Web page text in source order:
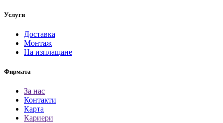
Услуги
Доставка
Монтаж
На изплащане
Фирмата
За нас
Контакти
Карта
Кариери